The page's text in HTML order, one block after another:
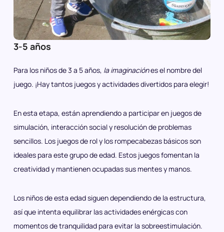
3-5 años
Para los niños de 3 a 5 años, la imaginaciónes el nombre del
juego. ¡Hay tantos juegos y actividades divertidos para elegir!
En esta etapa, están aprendiendo a participar en juegos de
simulación, interacción social y resolución de problemas
sencillos. Los juegos de rol y los rompecabezas básicos son
ideales para este grupo de edad. Estos juegos fomentan la
creatividad y mantienen ocupadas sus mentes y manos.
Los niños de esta edad siguen dependiendo de la estructura,
así que intenta equilibrar las actividades enérgicas con
momentos de tranquilidad para evitar la sobreestimulación.